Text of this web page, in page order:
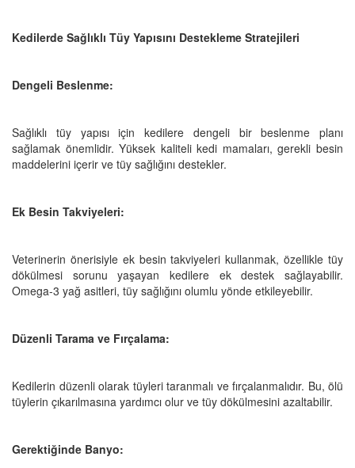
Kedilerde Sağlıklı Tüy Yapısını Destekleme Stratejileri
Dengeli Beslenme:
Sağlıklı tüy yapısı için kedilere dengeli bir beslenme planı
sağlamak önemlidir. Yüksek kaliteli kedi mamaları, gerekli besin
maddelerini içerir ve tüy sağlığını destekler.
Ek Besin Takviyeleri:
Veterinerin önerisiyle ek besin takviyeleri kullanmak, özellikle tüy
dökülmesi sorunu yaşayan kedilere ek destek sağlayabilir.
Omega-3 yağ asitleri, tüy sağlığını olumlu yönde etkileyebilir.
Düzenli Tarama ve Fırçalama:
Kedilerin düzenli olarak tüyleri taranmalı ve fırçalanmalıdır. Bu, ölü
tüylerin çıkarılmasına yardımcı olur ve tüy dökülmesini azaltabilir.
Gerektiğinde Banyo: